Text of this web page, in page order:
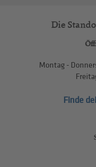
Die
Montag -
Finde